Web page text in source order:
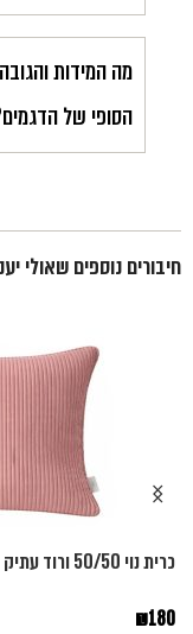
מה המידות והגובה
הסופי של
חיבורים נוספים שאולי
כרית נוי 50/50 ורוד עתיק
₪180